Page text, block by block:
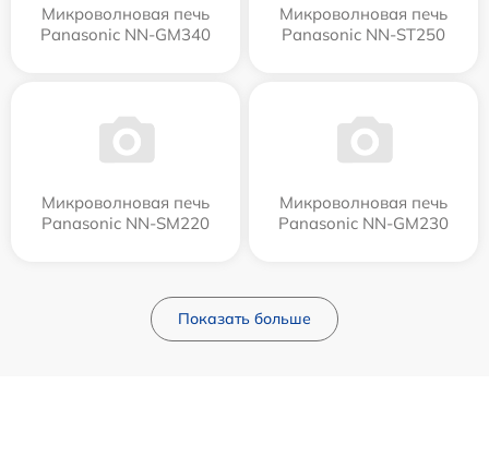
Микроволновая печь
Panasonic NN-GM340
Микроволновая печь
Panasonic NN-ST250
Микроволновая печь
Panasonic NN-SM220
Микроволновая печь
Panasonic NN-GM230
Показать больше